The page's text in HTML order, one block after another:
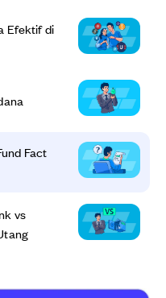
Efektif di
Fact
vs